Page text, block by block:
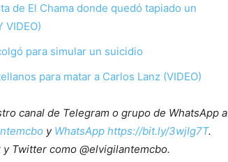
de El Chama donde quedó tapiado un
VIDEO)
para simular un suicidio
para matar a Carlos Lanz (VIDEO)
canal de Telegram o grupo de WhatsApp a
y WhatsApp https://bit.ly/3wjIg7T.
Twitter como @elvigilantemcbo.